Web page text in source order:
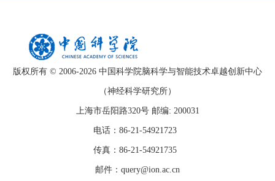
版权所有 © 2006-2026 中国科学院脑科学与智能技术卓越创新中心
（神经科学研究所）
上海市岳阳路320号 邮编: 200031
电话：86-21-54921723
传真：86-21-54921735
邮件：query@ion.ac.cn